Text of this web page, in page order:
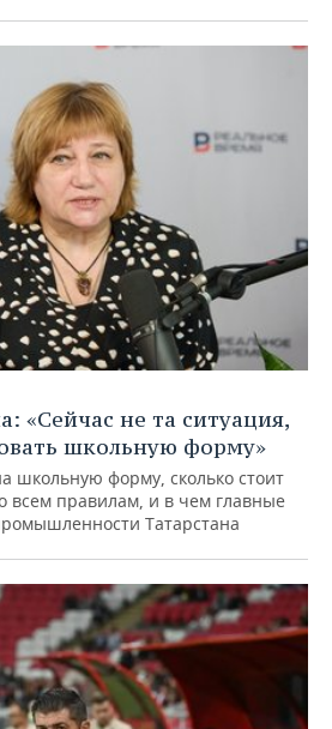
«Сейчас не та ситуация,
школьную форму»
школьную форму, сколько стоит
всем правилам, и в чем главные
Татарстана